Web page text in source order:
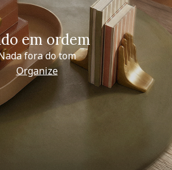
em ordem
fora do tom
Organize